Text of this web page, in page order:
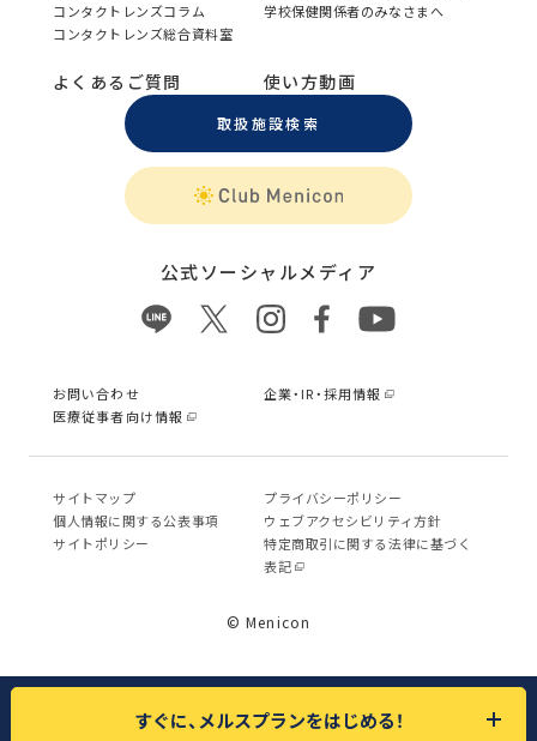
コンタクトレンズコラム
学校保健関係者のみなさまへ
コンタクトレンズ総合資料室
よくあるご質問 使い方動画
取扱施設検索
公式ソーシャルメディア
お問い合わせ
企業・IR・採用情報
医療従事者向け情報
サイトマップ
プライバシーポリシー
個⼈情報に関する公表事項
ウェブアクセシビリティ方針
サイトポリシー
特定商取引に関する法律に基づく
表記
© Menicon
すぐに、メルスプランをはじめる！